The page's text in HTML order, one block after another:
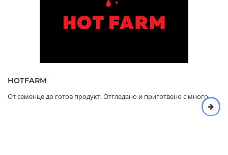
HOTFARM
От семенце до готов продукт. Отгледано и приготвено с много...